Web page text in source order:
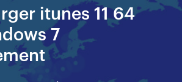
itunes 11 64
7